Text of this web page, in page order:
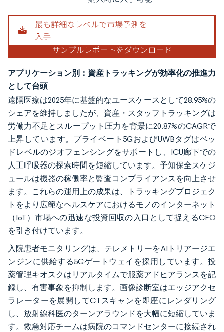
アプリケーション別：資産トラッキングが効率化の推進力
として台頭
遠隔医療は2025年に基盤的なユースケースとして28.95%の
シェアを維持しましたが、資産・スタッフトラッキングは
労働力不足とスループット圧力を背景に20.87%のCAGRで
上昇しています。プライベート5GおよびUWBタグはベッ
ドレベルのジオフェンシングをサポートし、ICU廊下での
人工呼吸器の探索時間を短縮しています。予知保全スケジ
ュールは機器の稼働率と監査コンプライアンスを向上させ
ます。これらの運用上の成果は、トラッキングプロジェク
トをより広範なヘルスケアにおけるモノのインターネット
（IoT）市場への迅速な投資回収の入口として捉えるCFO
を引き付けています。
入院患者モニタリングは、テレメトリーをAIトリアージエ
ンジンに供給する5Gゲートウェイを採用しています。投
薬管理キオスクはリアルタイムで服薬アドヒアランスを記
録し、有害事象を抑制します。画像診断室はエッジアクセ
ラレーターを展開してCTスキャンを即座にレンダリング
し、放射線科医のターンアラウンドを大幅に短縮していま
す。救急対応チームは病院のコマンドセンターに接続され